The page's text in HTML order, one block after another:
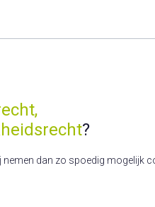
?
nemen dan zo spoedig mogelijk